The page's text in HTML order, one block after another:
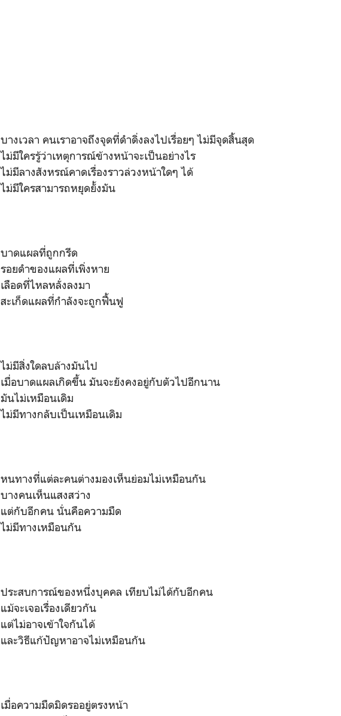
บางเวลา คนเราอาจถึงจุดที่ดำดิ่งลงไปเรื่อยๆ ไม่มีจุดสิ้นสุด
ไม่มีใครรู้ว่าเหตุการณ์ข้างหน้าจะเป็นอย่างไร
ไม่มีลางสังหรณ์คาดเรื่องราวล่วงหน้าใดๆ ได้
ไม่มีใครสามารถหยุดยั้งมัน
บาดแผลที่ถูกกรีด
รอยดำของแผลที่เพิ่งหาย
เลือดที่ไหลหลั่งลงมา
สะเก็ดแผลที่กำลังจะถูกฟื้นฟู
ไม่มีสิ่งใดลบล้างมันไป
เมื่อบาดแผลเกิดขึ้น มันจะยังคงอยู่กับตัวไปอีกนาน
มันไม่เหมือนเดิม
ไม่มีทางกลับเป็นเหมือนเดิม
หนทางที่แต่ละคนต่างมองเห็นย่อมไม่เหมือนกัน
บางคนเห็นแสงสว่าง
แต่กับอีกคน นั่นคือความมืด
ไม่มีทางเหมือนกัน
ประสบการณ์ของหนึ่งบุคคล เทียบไม่ได้กับอีกคน
แม้จะเจอเรื่องเดียวกัน
แต่ไม่อาจเข้าใจกันได้
และวิธีแก้ปัญหาอาจไม่เหมือนกัน
เมื่อความมืดมิดรออยู่ตรงหน้า